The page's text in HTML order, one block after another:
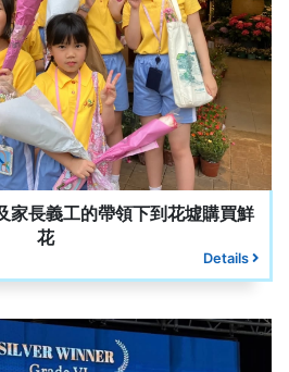
家長義工的帶領下到花墟購買鮮
花
Details